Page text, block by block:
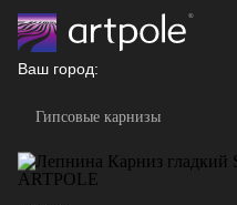
Ваш город:
Гипсовые карнизы